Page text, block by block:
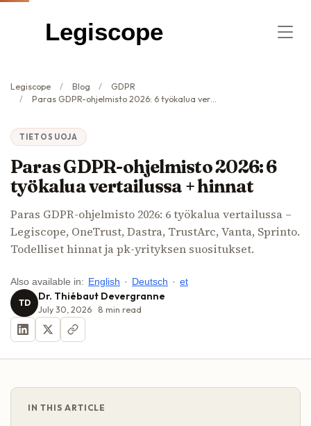
Legiscope
Legiscope Blog
GDPR
Paras GDPR-ohjelmisto 2026: 6 työkalua vertailussa + hinnat
TIETOSUOJA
Paras GDPR-ohjelmisto 2026: 6
työkalua vertailussa + hinnat
Paras GDPR-ohjelmisto 2026: 6 työkalua vertailussa –
Legiscope, OneTrust, Dastra, TrustArc, Vanta, Sprinto.
Todelliset hinnat ja pk-yrityksen suositukset.
Also available in: English · Deutsch · et
TD Dr. Thiébaut Devergranne
July 30, 2026 8 min read
IN THIS ARTICLE